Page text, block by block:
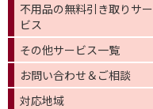
不用品の無料引き取りサー
ビス
その他サービス一覧
お問い合わせ＆ご相談
対応地域